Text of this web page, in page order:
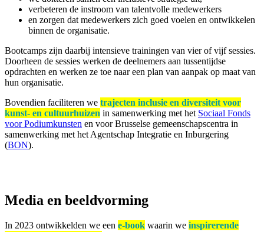
verbeteren de instroom van talentvolle medewerkers
en zorgen dat medewerkers zich goed voelen en ontwikkelen
binnen de organisatie.
Bootcamps zijn daarbij intensieve trainingen van vier of vijf sessies.
Doorheen de sessies werken de deelnemers aan tussentijdse
opdrachten en werken ze toe naar een plan van aanpak op maat van
hun organisatie.
Bovendien faciliteren we trajecten inclusie en diversiteit voor
kunst- en cultuurhuizen in samenwerking met het Sociaal Fonds
voor Podiumkunsten en voor Brusselse gemeenschapscentra in
samenwerking met het Agentschap Integratie en Inburgering
(BON).
Media en beeldvorming
In 2023 ontwikkelden we een e-book waarin we inspirerende